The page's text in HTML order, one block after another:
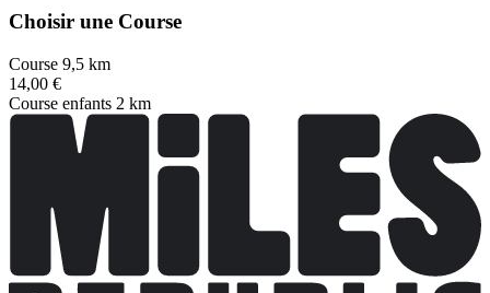
Choisir une Course
Course 9,5 km
14,00 €
Course enfants 2 km